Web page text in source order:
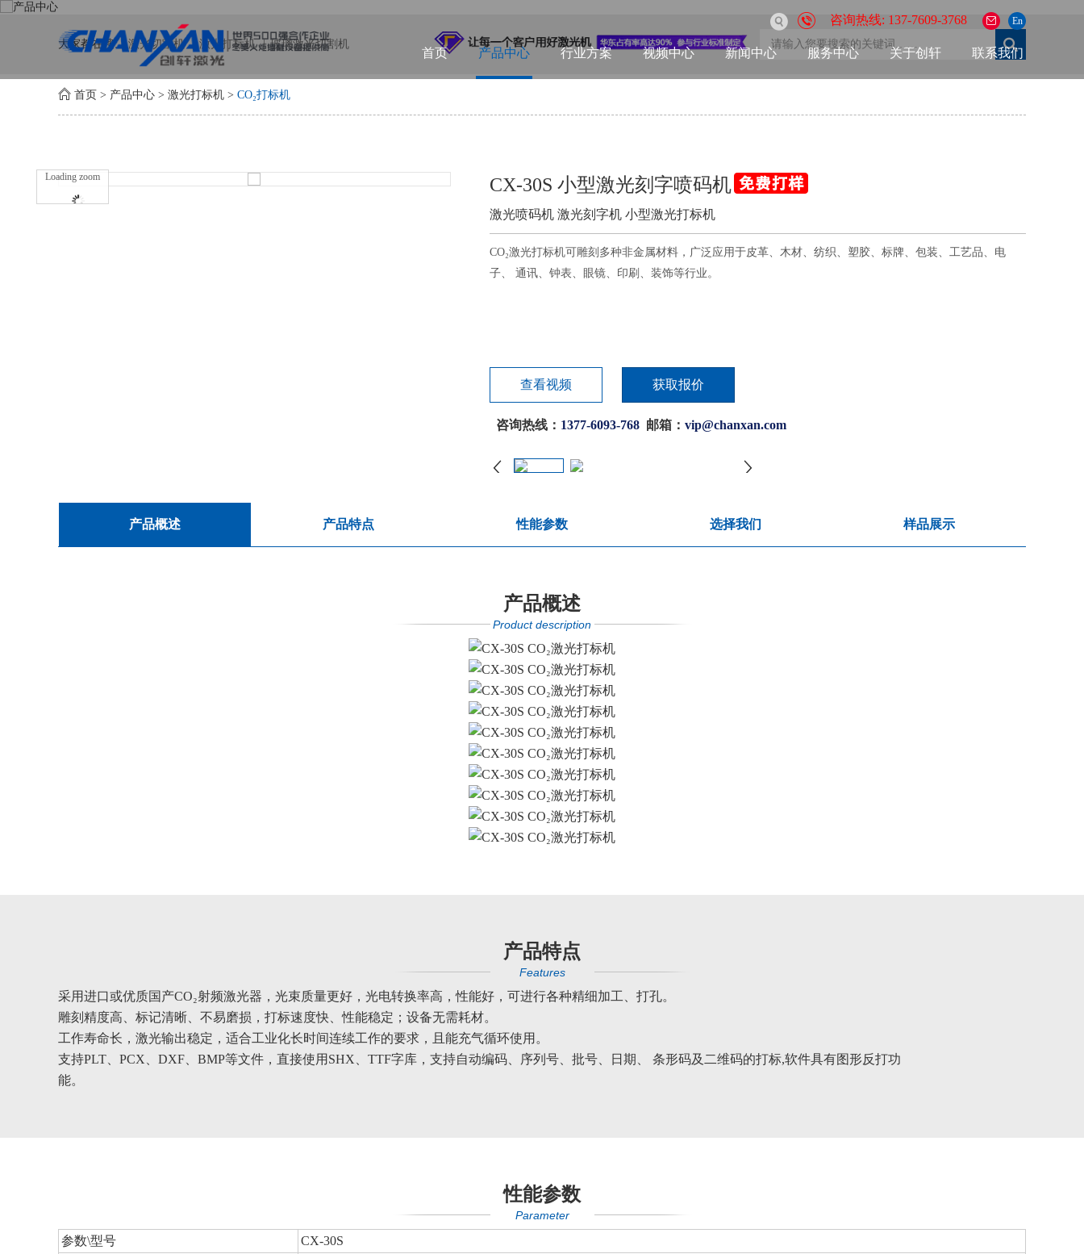
En
咨询热线: 137-7609-3768
首页 产品中心 行业方案 视频中心 新闻中心 服务中心 关于创轩 联系我们
大家都在搜: 激光切割机 激光打标机 玻璃激光切割机
首页 > 产品中心 > 激光打标机 > CO₂打标机
Loading zoom CX-30S 小型激光刻字喷码机
激光喷码机 激光刻字机 小型激光打标机
CO₂激光打标机可雕刻多种非金属材料，广泛应用于皮革、木材、纺织、塑胶、标牌、包装、工艺品、电
子、 通讯、钟表、眼镜、印刷、装饰等行业。
查看视频 获取报价
咨询热线： 1377-6093-768 邮箱： vip@chanxan.com
产品概述 产品特点 性能参数 选择我们 样品展示
产品概述
Product description
产品特点
Features
采用进口或优质国产CO₂射频激光器，光束质量更好，光电转换率高，性能好，可进行各种精细加工、打孔。
雕刻精度高、标记清晰、不易磨损，打标速度快、性能稳定；设备无需耗材。
工作寿命长，激光输出稳定，适合工业化长时间连续工作的要求，且能充气循环使用。
支持PLT、PCX、DXF、BMP等文件，直接使用SHX、TTF字库，支持自动编码、序列号、批号、日期、 条形码及二维码的打标,软件具有图形反打功
能。
性能参数
Parameter
参数\型号
CX-30S